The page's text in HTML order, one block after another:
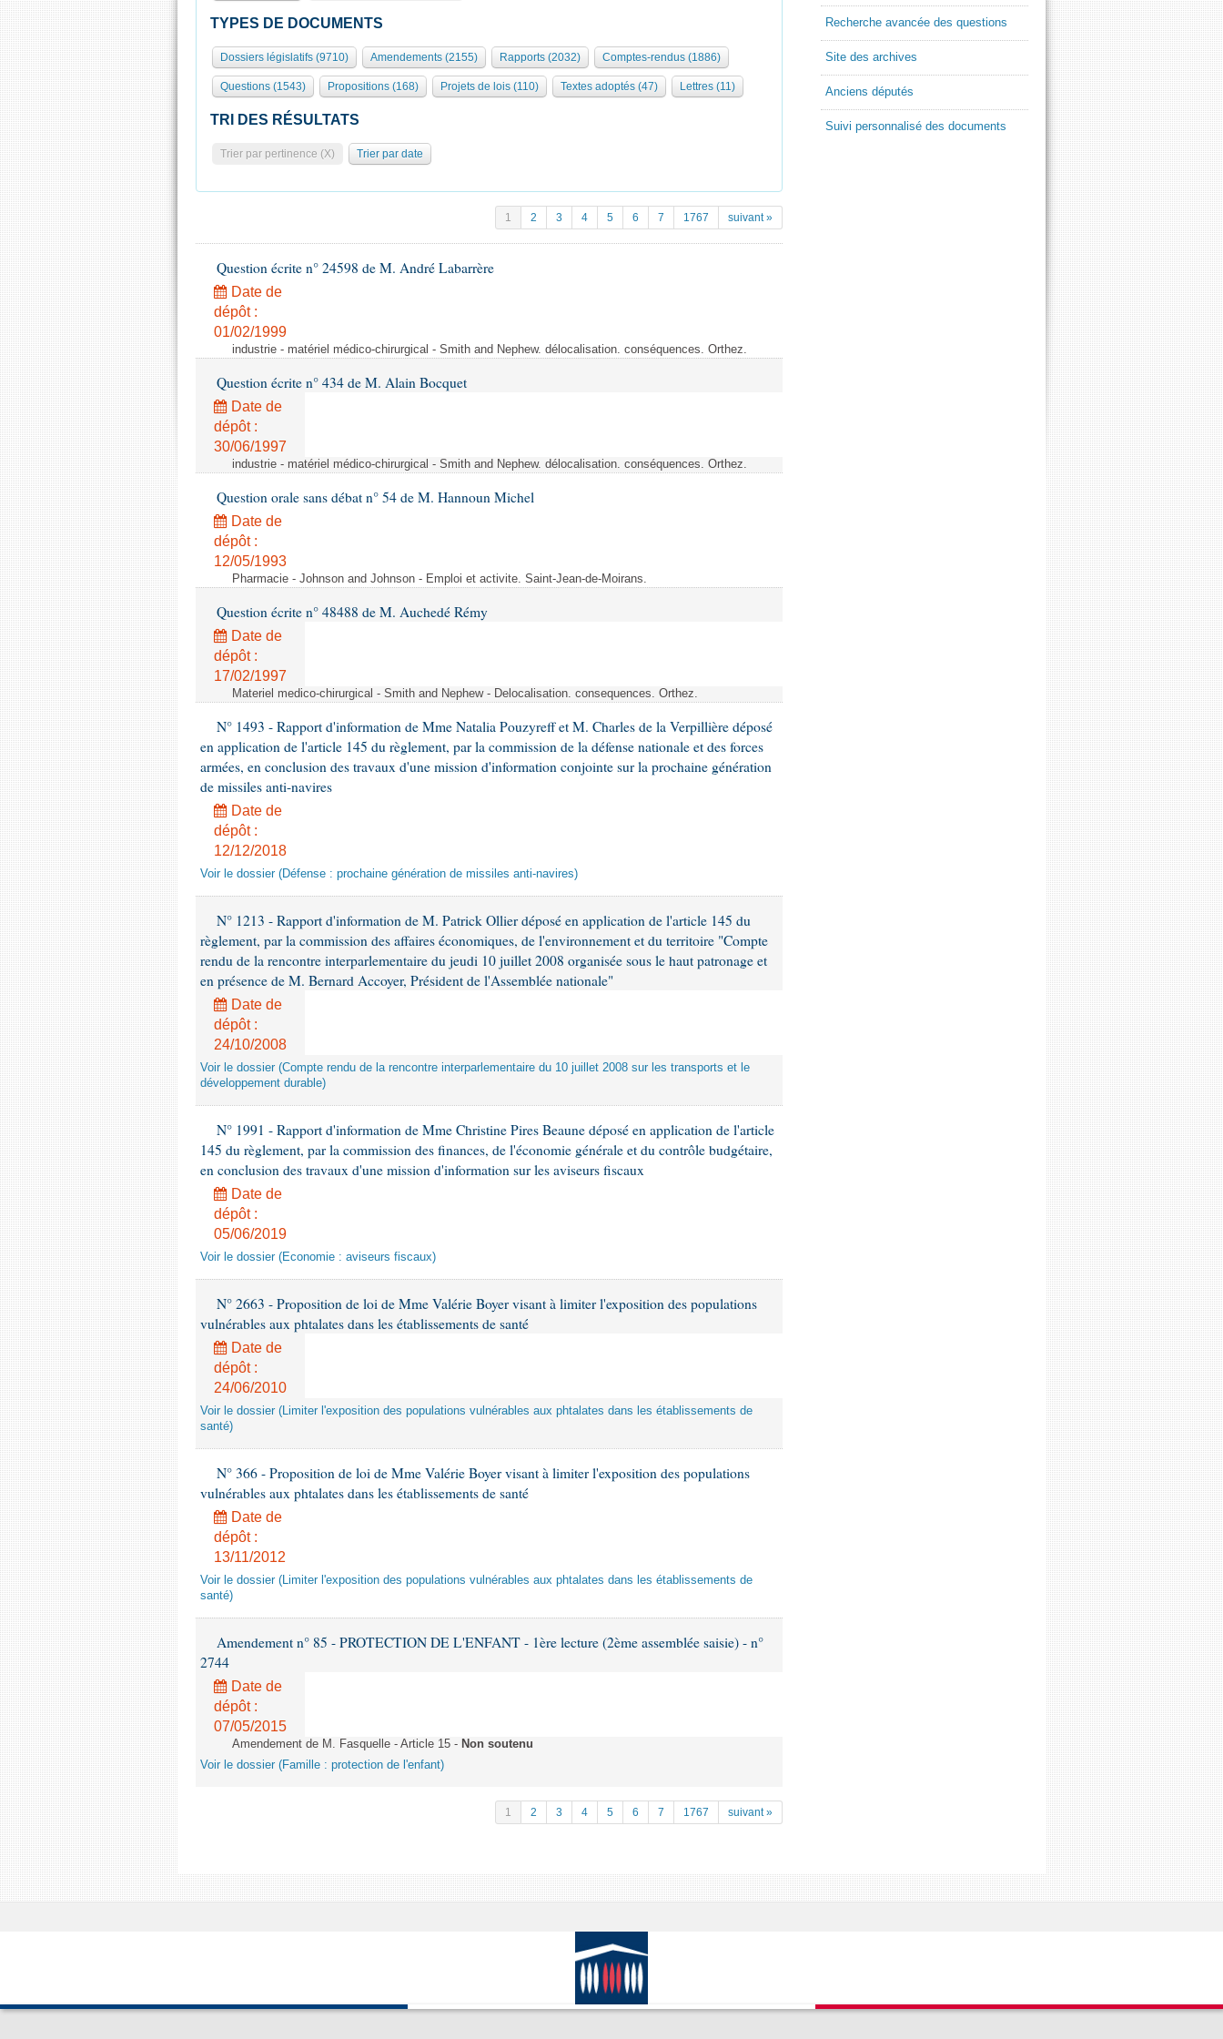
TYPES DE DOCUMENTS
Dossiers législatifs (9710) Amendements (2155) Rapports (2032) Comptes-rendus (1886)
Questions (1543) Propositions (168) Projets de lois (110) Textes adoptés (47) Lettres (11)
TRI DES RÉSULTATS
Trier par pertinence (X) Trier par date
1 2 3 4 5 6 7 1767 suivant »
Question écrite n° 24598 de M. André Labarrère
Date de
dépôt :
01/02/1999
industrie - matériel médico-chirurgical - Smith and Nephew. délocalisation. conséquences. Orthez.
Question écrite n° 434 de M. Alain Bocquet
Date de
dépôt :
30/06/1997
industrie - matériel médico-chirurgical - Smith and Nephew. délocalisation. conséquences. Orthez.
Question orale sans débat n° 54 de M. Hannoun Michel
Date de
dépôt :
12/05/1993
Pharmacie - Johnson and Johnson - Emploi et activite. Saint-Jean-de-Moirans.
Question écrite n° 48488 de M. Auchedé Rémy
Date de
dépôt :
17/02/1997
Materiel medico-chirurgical - Smith and Nephew - Delocalisation. consequences. Orthez.
N° 1493 - Rapport d'information de Mme Natalia Pouzyreff et M. Charles de la Verpillière déposé
en application de l'article 145 du règlement, par la commission de la défense nationale et des forces
armées, en conclusion des travaux d'une mission d'information conjointe sur la prochaine génération
de missiles anti-navires
Date de
dépôt :
12/12/2018
Voir le dossier (Défense : prochaine génération de missiles anti-navires)
N° 1213 - Rapport d'information de M. Patrick Ollier déposé en application de l'article 145 du
règlement, par la commission des affaires économiques, de l'environnement et du territoire "Compte
rendu de la rencontre interparlementaire du jeudi 10 juillet 2008 organisée sous le haut patronage et
en présence de M. Bernard Accoyer, Président de l'Assemblée nationale"
Date de
dépôt :
24/10/2008
Voir le dossier (Compte rendu de la rencontre interparlementaire du 10 juillet 2008 sur les transports et le
développement durable)
N° 1991 - Rapport d'information de Mme Christine Pires Beaune déposé en application de l'article
145 du règlement, par la commission des finances, de l'économie générale et du contrôle budgétaire,
en conclusion des travaux d'une mission d'information sur les aviseurs fiscaux
Date de
dépôt :
05/06/2019
Voir le dossier (Economie : aviseurs fiscaux)
N° 2663 - Proposition de loi de Mme Valérie Boyer visant à limiter l'exposition des populations
vulnérables aux phtalates dans les établissements de santé
Date de
dépôt :
24/06/2010
Voir le dossier (Limiter l'exposition des populations vulnérables aux phtalates dans les établissements de
santé)
N° 366 - Proposition de loi de Mme Valérie Boyer visant à limiter l'exposition des populations
vulnérables aux phtalates dans les établissements de santé
Date de
dépôt :
13/11/2012
Voir le dossier (Limiter l'exposition des populations vulnérables aux phtalates dans les établissements de
santé)
Amendement n° 85 - PROTECTION DE L'ENFANT - 1ère lecture (2ème assemblée saisie) - n°
2744
Date de
dépôt :
07/05/2015
Amendement de M. Fasquelle - Article 15 - Non soutenu
Voir le dossier (Famille : protection de l'enfant)
1 2 3 4 5 6 7 1767 suivant »
Recherche avancée des questions
Site des archives
Anciens députés
Suivi personnalisé des documents